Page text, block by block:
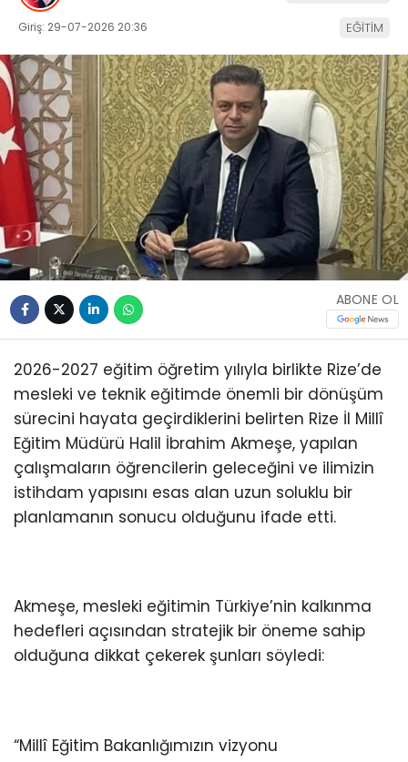
Giriş: 29-07-2026 20:36 EĞİTİM
ABONE OL
2026-2027 eğitim öğretim yılıyla birlikte Rize’de
mesleki ve teknik eğitimde önemli bir dönüşüm
sürecini hayata geçirdiklerini belirten Rize İl Millî
Eğitim Müdürü Halil İbrahim Akmeşe, yapılan
çalışmaların öğrencilerin geleceğini ve ilimizin
istihdam yapısını esas alan uzun soluklu bir
planlamanın sonucu olduğunu ifade etti.
Akmeşe, mesleki eğitimin Türkiye’nin kalkınma
hedefleri açısından stratejik bir öneme sahip
olduğuna dikkat çekerek şunları söyledi:
“Millî Eğitim Bakanlığımızın vizyonu